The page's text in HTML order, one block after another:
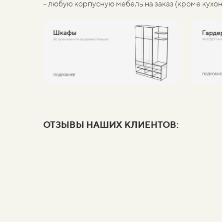
- любую корпусную мебель на заказ (кроме
ОТЗЫВЫ НАШИХ КЛИЕНТОВ: